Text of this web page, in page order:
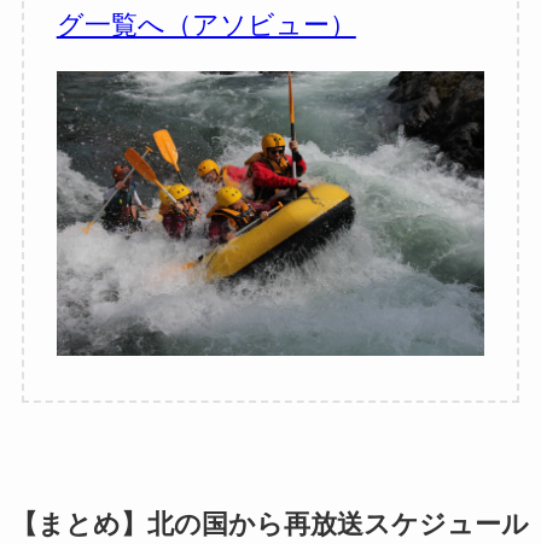
グ一覧へ（アソビュー）
【まとめ】北の国から再放送スケジュール